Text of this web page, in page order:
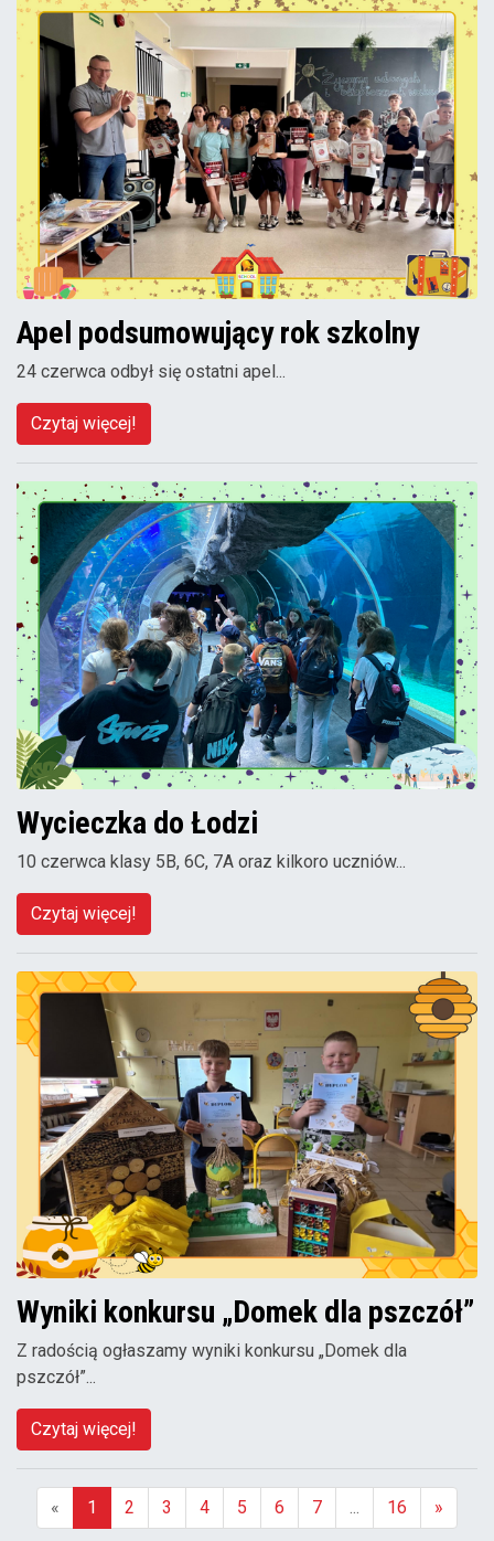
Apel podsumowujący rok szkolny
24 czerwca odbył się ostatni apel...
Czytaj więcej!
Wycieczka do Łodzi
10 czerwca klasy 5B, 6C, 7A oraz kilkoro uczniów...
Czytaj więcej!
Wyniki konkursu „Domek dla pszczół”
Z radością ogłaszamy wyniki konkursu „Domek dla
pszczół”...
Czytaj więcej!
«
1
2 3 4 5 6 7 ... 16 »